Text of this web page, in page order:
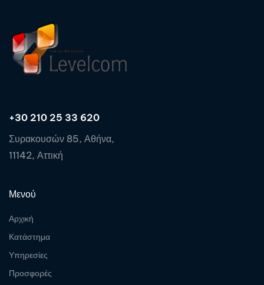
+30 210 25 33 620
Συρακουσών 85, Αθήνα,
11142, Αττική
Μενού
Αρχική
Κατάστημα
Υπηρεσίες
Προσφορές